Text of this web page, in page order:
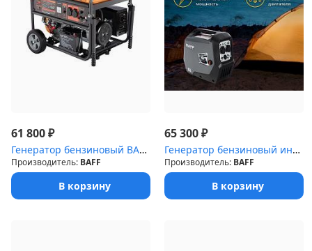
61 800₽
Генератор бензиновый BAFF GB 5500
Производитель: BAFF
В корзину
65 300₽
Генератор бензиновый интерторный BAFF i-GBX 2.0
Производитель: BAFF
В корзину